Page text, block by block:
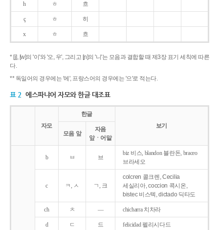
h ㅎ 흐
ç ㅎ 히
x ㅎ 흐
* [j], [w]의 '이'와 '오, 우', 그리고 [ɲ]의 '니'는 모음과 결합할 때 제3장 표기 세칙에 따른
다.
** 독일어의 경우에는 '에', 프랑스어의 경우에는 '으'로 적는다.
표 2 에스파냐어 자모와 한글 대조표
자모
한글
보기
모음 앞
자음
앞ㆍ어말
b ㅂ 브
biz 비스, blandon 블란돈, braceo
브라세오
c ㅋ, ㅅ ㄱ, 크
colcren 콜크렌, Cecilia
세실리아, coccion 콕시온,
bistec 비스텍, dictado 딕타도
ch ㅊ ― chicharra 치차라
d ㄷ 드 felicidad 펠리시다드